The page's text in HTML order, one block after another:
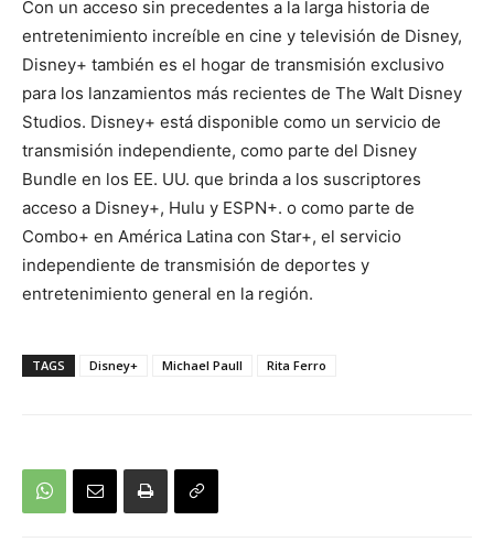
Con un acceso sin precedentes a la larga historia de
entretenimiento increíble en cine y televisión de Disney,
Disney+ también es el hogar de transmisión exclusivo
para los lanzamientos más recientes de The Walt Disney
Studios. Disney+ está disponible como un servicio de
transmisión independiente, como parte del Disney
Bundle en los EE. UU. que brinda a los suscriptores
acceso a Disney+, Hulu y ESPN+. o como parte de
Combo+ en América Latina con Star+, el servicio
independiente de transmisión de deportes y
entretenimiento general en la región.
TAGS Disney+ Michael Paull Rita Ferro